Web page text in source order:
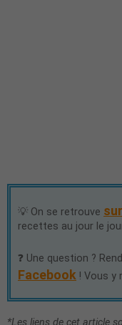
💡 On se retrouve
recettes au jour le
❓ Une question ?
Facebook ! Vous y
*Les liens de cet article